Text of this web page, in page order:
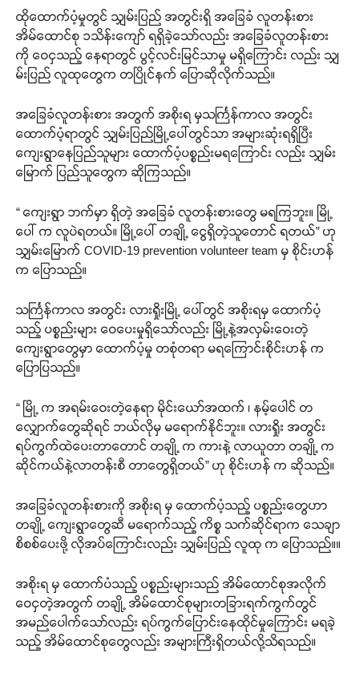
ထိုထောက်ပံ့မှုတွင် သျှမ်းပြည် အတွင်းရှိ အခြေခံ လူတန်းစား
အိမ်ထောင်စု ၁သိန်းကျော် ရရှိခဲ့သော်လည်း အခြေခံလူတန်းစား
ကို ဝေငှသည့် နေရာတွင် ပွင့်လင်းမြင်သာမှု မရှိကြောင်း လည်း သျှ
မ်းပြည် လူထုတွေက တပြိုင်နက် ပြောဆိုလိုက်သည်။
အခြေခံလူတန်းစား အတွက် အစိုးရ မှသင်္ကြန်ကာလ အတွင်း
ထောက်ပံ့ရာတွင် သျှမ်းပြည်မြို့ပေါ်တွင်သာ အများဆုံးရရှိပြီး
ကျေးရွာနေပြည်သူများ ထောက်ပံ့ပစ္စည်းမရကြောင်း လည်း သျှမ်း
မြောက် ပြည်သူတွေက ဆိုကြသည်။
“ ကျေးရွာ ဘက်မှာ ရှိတဲ့ အခြေခံ လူတန်းစားတွေ မရကြဘူး။ မြို့
ပေါ် က လူပဲရတယ်။ မြို့ပေါ် တချို့ ငွေရှိတဲ့သူတောင် ရတယ်” ဟု
သျှမ်းမြောက် COVID-19 prevention volunteer team မှ စိုင်းဟန်
က ပြောသည်။
သင်္ကြန်ကာလ အတွင်း လားရှိုးမြို့ ပေါ်တွင် အစိုးရမှ ထောက်ပံ့
သည့် ပစ္စည်းများ ဝေပေးမှုရှိသော်လည်း မြို့နဲ့အလှမ်းဝေးတဲ့
ကျေးရွာတွေမှာ ထောက်ပံ့မှု တစုံတရာ မရကြောင်းစိုင်းဟန် က
ပြောပြသည်။
“ မြို့ က အရမ်းဝေးတဲ့နေရာ မိုင်းယော်အထက် ၊ နမ့်ပေါင် တ
လျှောက်တွေဆိုရင် ဘယ်လိုမှ မရောက်နိုင်ဘူး။ လားရှိုး အတွင်း
ရပ်ကွက်ထဲပေးတာတောင် တချို့ က ကားနဲ့ လာယူတာ တချို့ က
ဆိုင်ကယ်နဲ့လာတန်းစီ တာတွေရှိတယ်” ဟု စိုင်းဟန် က ဆိုသည်။
အခြေခံလူတန်းစားကို အစိုးရ မှ ထောက်ပံ့သည့် ပစ္စည်းတွေဟာ
တချို့ ကျေးရွာတွေဆီ မရောက်သည့် ကိစ္စ သက်ဆိုင်ရာက သေချာ
စိစစ်ပေးဖို့ လိုအပ်ကြောင်းလည်း သျှမ်းပြည် လူထု က ပြောသည်။။
အစိုးရ မှ ထောက်ပံသည့် ပစ္စည်းများသည် အိမ်ထောင်စုအလိုက်
ဝေငှတဲ့အတွက် တချို့ အိမ်ထောင်စုများတခြားရက်ကွက်တွင်
အမည်ပေါက်သော်လည်း ရပ်ကွက်ပြောင်းနေထိုင်မှုကြောင်း မရခဲ့
သည့် အိမ်ထောင်စုတွေလည်း အများကြီးရှိတယ်လို့သိရသည်။